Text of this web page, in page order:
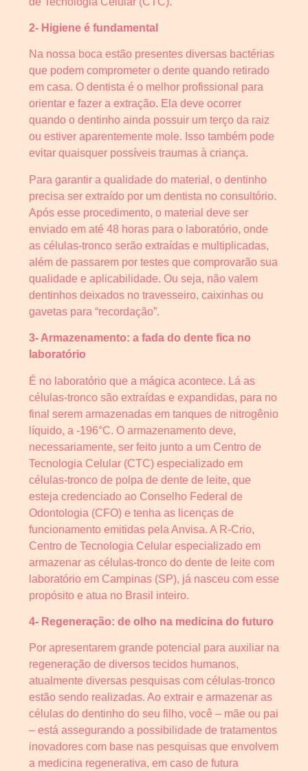
2- Higiene é fundamental
Na nossa boca estão presentes diversas bactérias
que podem comprometer o dente quando retirado
em casa. O dentista é o melhor profissional para
orientar e fazer a extração. Ela deve ocorrer
quando o dentinho ainda possuir um terço da raiz
ou estiver aparentemente mole. Isso também pode
evitar quaisquer possíveis traumas à criança.
Para garantir a qualidade do material, o dentinho
precisa ser extraído por um dentista no consultório.
Após esse procedimento, o material deve ser
enviado em até 48 horas para o laboratório, onde
as células-tronco serão extraídas e multiplicadas,
além de passarem por testes que comprovarão sua
qualidade e aplicabilidade. Ou seja, não valem
dentinhos deixados no travesseiro, caixinhas ou
gavetas para “recordação”.
3- Armazenamento: a fada do dente fica no
laboratório
É no laboratório que a mágica acontece. Lá as
células-tronco são extraídas e expandidas, para no
final serem armazenadas em tanques de nitrogênio
líquido, a -196°C. O armazenamento deve,
necessariamente, ser feito junto a um Centro de
Tecnologia Celular (CTC) especializado em
células-tronco de polpa de dente de leite, que
esteja credenciado ao Conselho Federal de
Odontologia (CFO) e tenha as licenças de
funcionamento emitidas pela Anvisa. A R-Crio,
Centro de Tecnologia Celular especializado em
armazenar as células-tronco do dente de leite com
laboratório em Campinas (SP), já nasceu com esse
propósito e atua no Brasil inteiro.
4- Regeneração: de olho na medicina do futuro
Por apresentarem grande potencial para auxiliar na
regeneração de diversos tecidos humanos,
atualmente diversas pesquisas com células-tronco
estão sendo realizadas. Ao extrair e armazenar as
células do dentinho do seu filho, você – mãe ou pai
– está assegurando a possibilidade de tratamentos
inovadores com base nas pesquisas que envolvem
a medicina regenerativa, em caso de futura